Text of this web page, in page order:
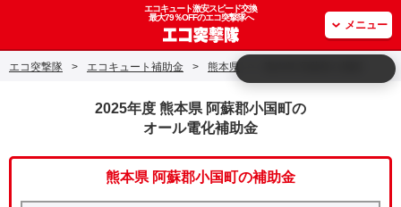
エコキュート激安スピード交換
最大79％OFFのエコ突撃隊へ
メニュー
エコ突撃隊 > エコキュート補助金 > 熊本県
2025年度 熊本県 阿蘇郡小国町の
オール電化補助金
熊本県 阿蘇郡小国町の補助金